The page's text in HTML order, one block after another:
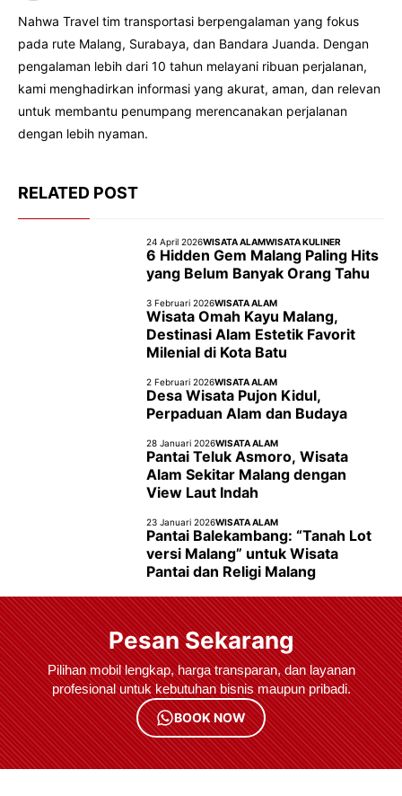
Nahwa Travel tim transportasi berpengalaman yang fokus
pada rute Malang, Surabaya, dan Bandara Juanda. Dengan
pengalaman lebih dari 10 tahun melayani ribuan perjalanan,
kami menghadirkan informasi yang akurat, aman, dan relevan
untuk membantu penumpang merencanakan perjalanan
dengan lebih nyaman.
RELATED POST
24 April 2026WISATA ALAMWISATA KULINER
6 Hidden Gem Malang Paling Hits
yang Belum Banyak Orang Tahu
3 Februari 2026WISATA ALAM
Wisata Omah Kayu Malang,
Destinasi Alam Estetik Favorit
Milenial di Kota Batu
2 Februari 2026WISATA ALAM
Desa Wisata Pujon Kidul,
Perpaduan Alam dan Budaya
28 Januari 2026WISATA ALAM
Pantai Teluk Asmoro, Wisata
Alam Sekitar Malang dengan
View Laut Indah
23 Januari 2026WISATA ALAM
Pantai Balekambang: “Tanah Lot
versi Malang” untuk Wisata
Pantai dan Religi Malang
Pesan Sekarang
Pilihan mobil lengkap, harga transparan, dan layanan
profesional untuk kebutuhan bisnis maupun pribadi.
BOOK NOW